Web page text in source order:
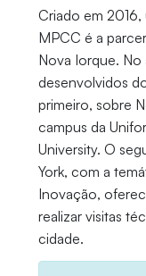
Criado em
MPCC é a
Nova Iorque. No
desenvolvidos
primeiro, sobre
campus da
University. O
York, com a
Inovação,
realizar visitas
cidade.